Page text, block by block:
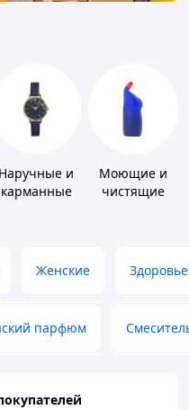
Наручные и
карманные
Моющие и
чистящие
Женские Здоровье
парфюм